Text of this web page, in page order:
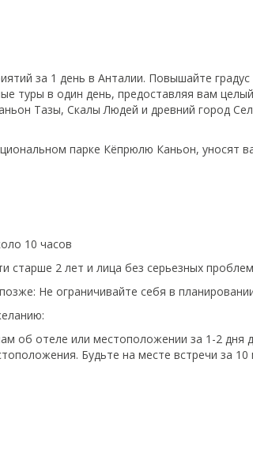
за 1 день в Анталии. Повышайте
туры в один день, предоставляя вам
Тазы, Скалы Людей и древний город
парке Кёпрюлю Каньон, уносят
10 часов
старше 2 лет и лица без серьезных
Не ограничивайте себя в
об отеле или местоположении за 1-2 дня
Будьте на месте встречи за